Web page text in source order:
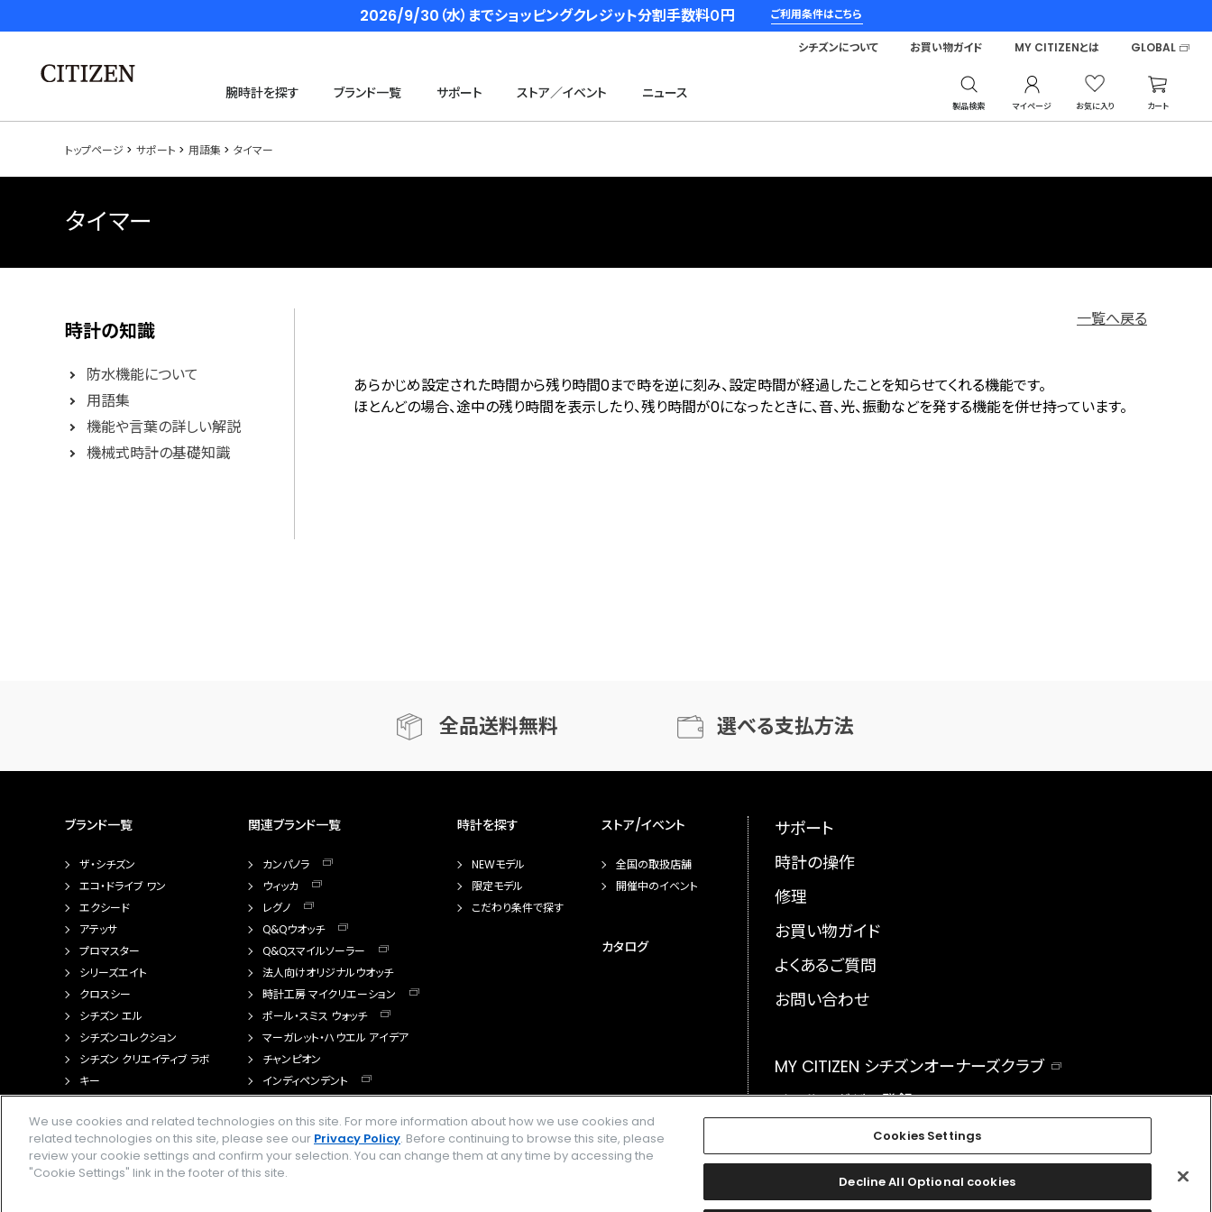
2026/9/30（水）までショッピングクレジット分割手数料０円 ご利用条件はこちら
腕時計を探す ブランド一覧 サポート ストア／イベント ニュース
製品検索 マイページ お気に入り カート
シチズンについて お買い物ガイド MY CITIZENとは GLOBAL
トップページ サポート 用語集 タイマー
タイマー
時計の知識
防水機能について
用語集
機能や言葉の詳しい解説
機械式時計の基礎知識
一覧へ戻る
あらかじめ設定された時間から残り時間0まで時を逆に刻み、設定時間が経過したことを知らせてくれる機能です。
ほとんどの場合、途中の残り時間を表示したり、残り時間が0になったときに、音、光、振動などを発する機能を併せ持っています。
全品送料無料 選べる支払方法
ブランド一覧
ザ・シチズン
エコ・ドライブ ワン
エクシード
アテッサ
プロマスター
シリーズエイト
クロスシー
シチズン エル
シチズンコレクション
シチズン クリエイティブ ラボ
キー
関連ブランド一覧
カンパノラ
ウィッカ
レグノ
Q&Qウオッチ
Q&Qスマイルソーラー
法人向けオリジナルウオッチ
時計工房 マイクリエーション
ポール・スミス ウォッチ
マーガレット・ハウエル アイデア
チャンピオン
インディペンデント
時計を探す
NEWモデル
限定モデル
こだわり条件で探す
ストア/イベント
全国の取扱店舗
開催中のイベント
カタログ
サポート
時計の操作
修理
お買い物ガイド
よくあるご質問
お問い合わせ
MY CITIZEN シチズンオーナーズクラブ
メールマガジン登録
facebookinstagramtwitter
We use cookies and related technologies on this site. For more information about how we use cookies and
related technologies on this site, please see our Privacy Policy. Before continuing to browse this site, please
review your cookie settings and confirm your selection. You can change them at any time by accessing the
"Cookie Settings" link in the footer of this site.
Cookies Settings
Decline All Optional cookies